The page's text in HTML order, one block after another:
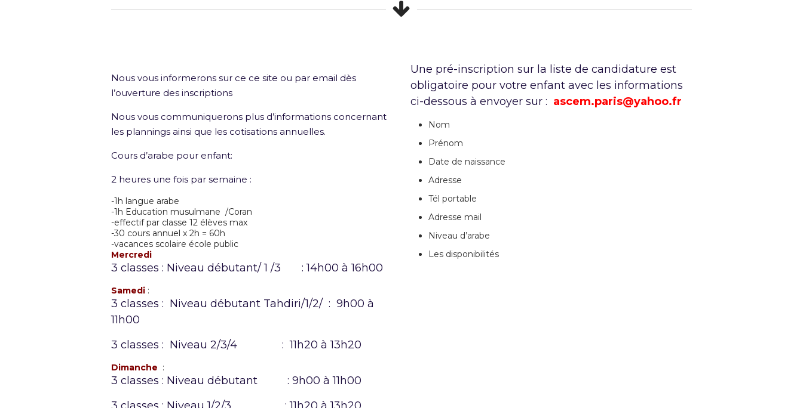
Nous vous informerons sur ce ce site ou par email dès
l’ouverture des inscriptions
Nous vous communiquerons plus d’informations concernant
les plannings ainsi que les cotisations annuelles.
Cours d’arabe pour enfant:
2 heures une fois par semaine :
-1h langue arabe
-1h Education musulmane /Coran
-effectif par classe 12 élèves max
-30 cours annuel x 2h = 60h
-vacances scolaire école public
Mercredi
3 classes : Niveau débutant/ 1 /3 : 14h00 à 16h00
Samedi:
3 classes : Niveau débutant Tahdiri/1/2/ : 9h00 à
11h00
3 classes : Niveau 2/3/4 : 11h20 à 13h20
Dimanche :
3 classes : Niveau débutant : 9h00 à 11h00
Une pré-inscription sur la liste de candidature est
obligatoire pour votre enfant avec les informations
ci-dessous à envoyer sur : ascem.paris@yahoo.fr
Nom
Prénom
Date de naissance
Adresse
Tél portable
Adresse mail
Niveau d’arabe
Les disponibilités